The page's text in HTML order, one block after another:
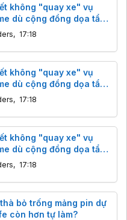
không "quay xe" vụ
dù cộng đồng dọa tẩy
, 17:18
không "quay xe" vụ
dù cộng đồng dọa tẩy
, 17:18
không "quay xe" vụ
dù cộng đồng dọa tẩy
, 17:18
bỏ trống mảng pin dự
còn hơn tự làm?